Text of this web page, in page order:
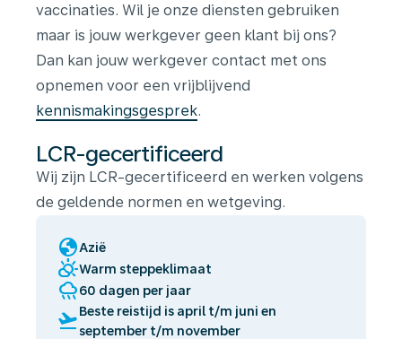
vaccinaties. Wil je onze diensten gebruiken
maar is jouw werkgever geen klant bij ons?
Dan kan jouw werkgever contact met ons
opnemen voor een vrijblijvend
kennismakingsgesprek.
LCR-gecertificeerd
Wij zijn LCR-gecertificeerd en werken volgens
de geldende normen en wetgeving.
globeAzië
partly_cloudy_dayWarm steppeklimaat
rainy60 dagen per jaar
flight_takeoffBeste reistijd is april t/m juni en
september t/m november